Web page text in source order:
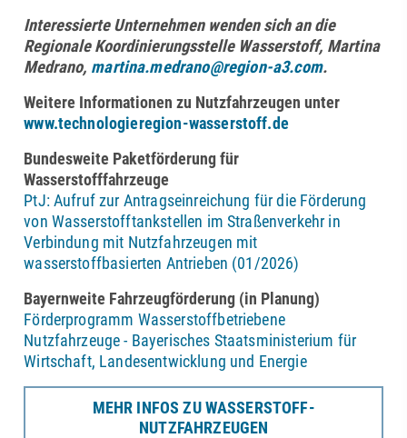
Interessierte Unternehmen wenden sich an die
Regionale Koordinierungsstelle Wasserstoff, Martina
Medrano, martina.medrano@region-a3.com.
Weitere Informationen zu Nutzfahrzeugen unter
www.technologieregion-wasserstoff.de
Bundesweite Paketförderung für
Wasserstofffahrzeuge
PtJ: Aufruf zur Antragseinreichung für die Förderung
von Wasserstofftankstellen im Straßenverkehr in
Verbindung mit Nutzfahrzeugen mit
wasserstoffbasierten Antrieben (01/2026)
Bayernweite Fahrzeugförderung (in Planung)
Förderprogramm Wasserstoffbetriebene
Nutzfahrzeuge - Bayerisches Staatsministerium für
Wirtschaft, Landesentwicklung und Energie
MEHR INFOS ZU WASSERSTOFF-
NUTZFAHRZEUGEN